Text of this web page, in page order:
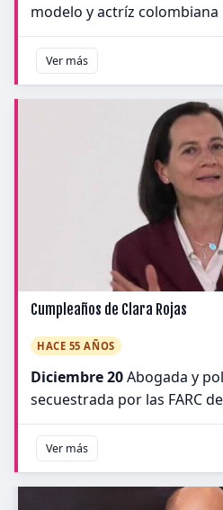
modelo y actríz colombiana
Ver más
Cumpleaños de Clara Rojas
HACE 55 AÑOS
Diciembre 20Abogada y
secuestrada por las FARC
Ver más